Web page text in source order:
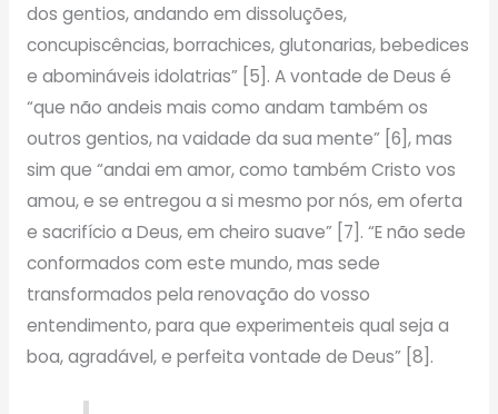
dos gentios, andando em dissoluções,
concupiscências, borrachices, glutonarias, bebedices
e abomináveis idolatrias” [5]. A vontade de Deus é
“que não andeis mais como andam também os
outros gentios, na vaidade da sua mente” [6], mas
sim que “andai em amor, como também Cristo vos
amou, e se entregou a si mesmo por nós, em oferta
e sacrifício a Deus, em cheiro suave” [7]. “E não sede
conformados com este mundo, mas sede
transformados pela renovação do vosso
entendimento, para que experimenteis qual seja a
boa, agradável, e perfeita vontade de Deus” [8].